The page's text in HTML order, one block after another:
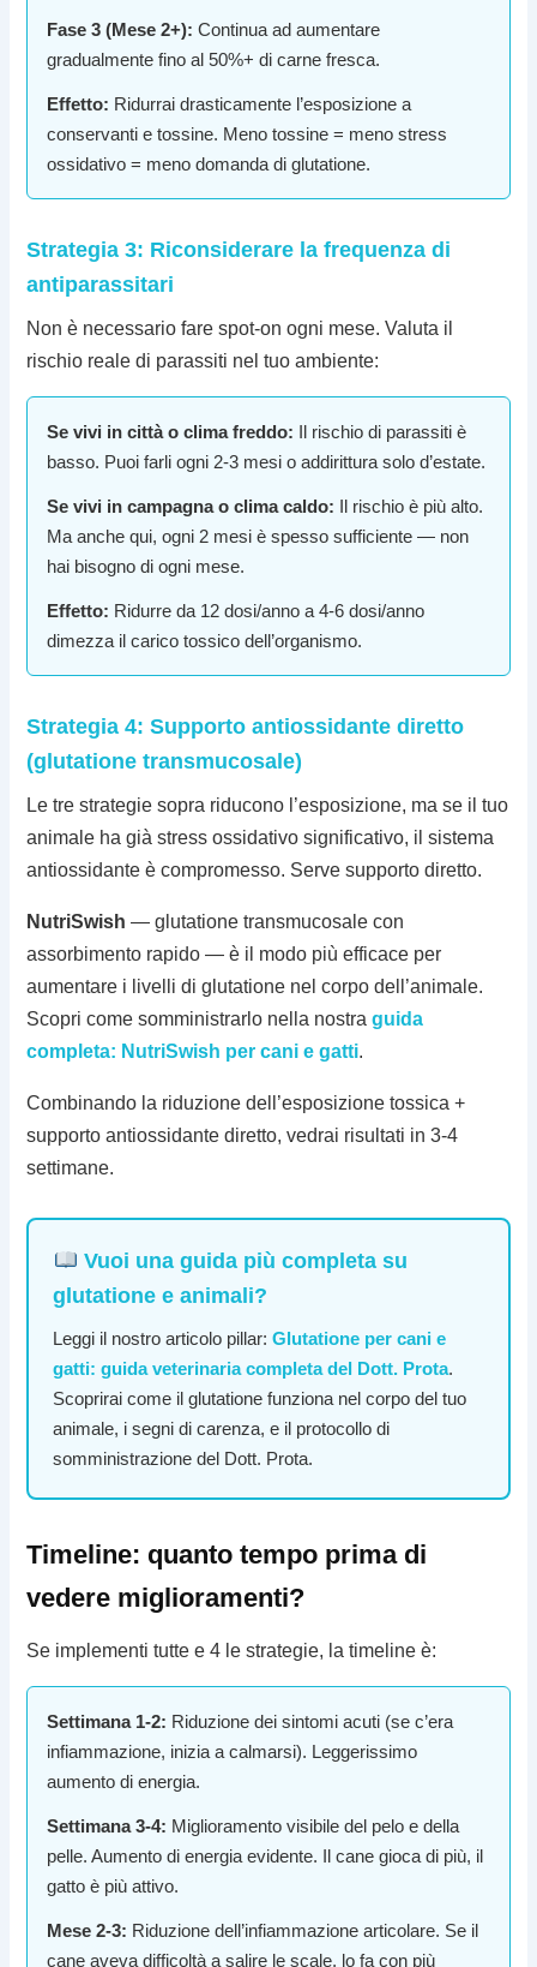
Fase 3 (Mese 2+): Continua ad aumentare
gradualmente fino al 50%+ di carne fresca.
Effetto: Ridurrai drasticamente l’esposizione a
conservanti e tossine. Meno tossine = meno stress
ossidativo = meno domanda di glutatione.
Strategia 3: Riconsiderare la frequenza di
antiparassitari
Non è necessario fare spot-on ogni mese. Valuta il
rischio reale di parassiti nel tuo ambiente:
Se vivi in città o clima freddo: Il rischio di parassiti è
basso. Puoi farli ogni 2-3 mesi o addirittura solo d’estate.
Se vivi in campagna o clima caldo: Il rischio è più alto.
Ma anche qui, ogni 2 mesi è spesso sufficiente — non
hai bisogno di ogni mese.
Effetto: Ridurre da 12 dosi/anno a 4-6 dosi/anno
dimezza il carico tossico dell’organismo.
Strategia 4: Supporto antiossidante diretto
(glutatione transmucosale)
Le tre strategie sopra riducono l’esposizione, ma se il tuo
animale ha già stress ossidativo significativo, il sistema
antiossidante è compromesso. Serve supporto diretto.
NutriSwish — glutatione transmucosale con
assorbimento rapido — è il modo più efficace per
aumentare i livelli di glutatione nel corpo dell’animale.
Scopri come somministrarlo nella nostraguida
completa: NutriSwish per cani e gatti.
Combinando la riduzione dell’esposizione tossica +
supporto antiossidante diretto, vedrai risultati in 3-4
settimane.
Vuoi una guida più completa su
glutatione e animali?
Leggi il nostro articolo pillar:Glutatione per cani e
gatti: guida veterinaria completa del Dott. Prota.
Scoprirai come il glutatione funziona nel corpo del tuo
animale, i segni di carenza, e il protocollo di
somministrazione del Dott. Prota.
Timeline: quanto tempo prima di
vedere miglioramenti?
Se implementi tutte e 4 le strategie, la timeline è:
Settimana 1-2: Riduzione dei sintomi acuti (se c’era
infiammazione, inizia a calmarsi). Leggerissimo
aumento di energia.
Settimana 3-4: Miglioramento visibile del pelo e della
pelle. Aumento di energia evidente. Il cane gioca di più, il
gatto è più attivo.
Mese 2-3: Riduzione dell’infiammazione articolare. Se il
cane aveva difficoltà a salire le scale, lo fa con più